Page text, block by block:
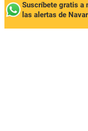
Suscríbete gratis a
las alertas de